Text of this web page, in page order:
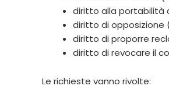
diritto alla portabilità
diritto di opposizione
diritto di proporre
diritto di revocare il
Le richieste vanno rivolte: